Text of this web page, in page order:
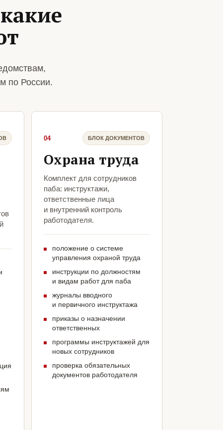
по России.
04 БЛОК ДОКУМЕНТОВ
Охрана труда
Комплект для сотрудников
паба: инструктажи,
ответственные лица
и внутренний контроль
работодателя.
положение о системе
управления охраной труда
инструкции по должностям
и видам работ для паба
журналы вводного
и первичного инструктажа
приказы о назначении
ответственных
программы инструктажей для
новых сотрудников
проверка обязательных
документов работодателя